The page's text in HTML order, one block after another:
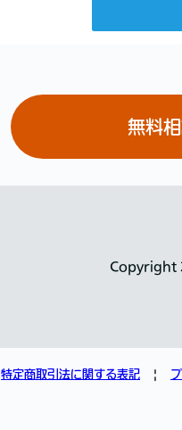
無料
Copyright
特定商取引法に関する表記